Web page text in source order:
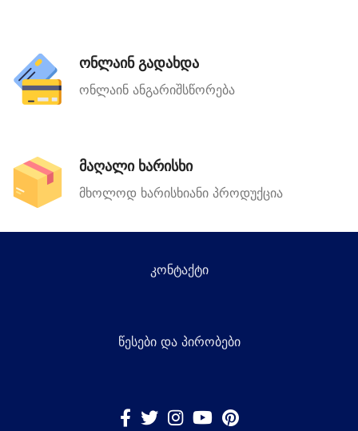
ონლაინ გადახდა
ონლაინ ანგარიშსწორება
მაღალი ხარისხი
მხოლოდ ხარისხიანი პროდუქცია
კონტაქტი
წესები და პირობები